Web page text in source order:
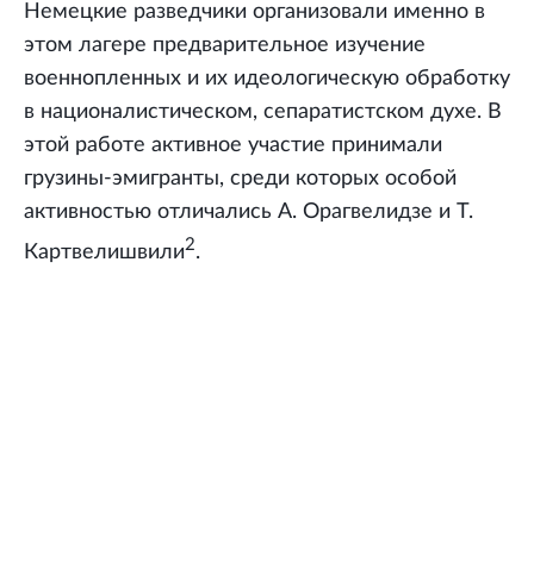
Немецкие разведчики организовали именно в
этом лагере предварительное изучение
военнопленных и их идеологическую обработку
в националистическом, сепаратистском духе. В
этой работе активное участие принимали
грузины-эмигранты, среди которых особой
активностью отличались А. Орагвелидзе и Т.
Картвелишвили2.